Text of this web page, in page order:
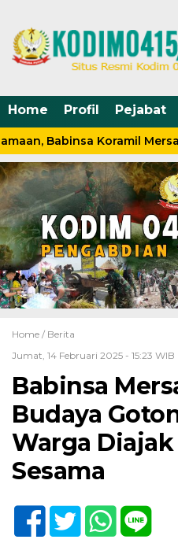
Home Profil Pejabat
Babinsa Koramil
Home / Berita
Jumat, 14 Februari 2025 - 15:23 WIB
Babinsa
Budaya
Warga
Sesama